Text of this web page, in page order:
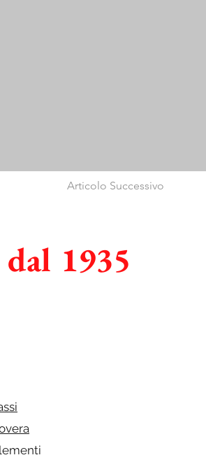
Articolo Successivo
dal 1935